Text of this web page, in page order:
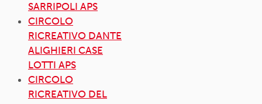
SARRIPOLI APS
CIRCOLO
RICREATIVO DANTE
ALIGHIERI CASE
LOTTI APS
CIRCOLO
RICREATIVO DEL